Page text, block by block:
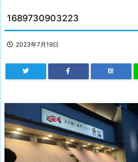
1689730903223
2023年7月19日
B!